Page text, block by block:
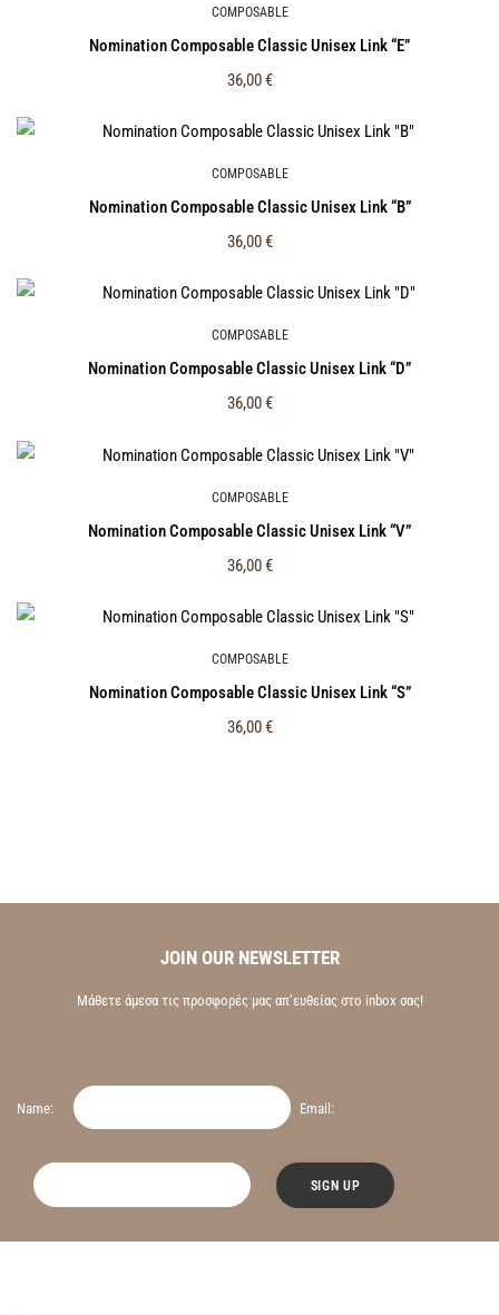
COMPOSABLE
Nomination Composable Classic Unisex Link “Ε”
36,00€
COMPOSABLE
Nomination Composable Classic Unisex Link “Β”
36,00€
COMPOSABLE
Nomination Composable Classic Unisex Link “D”
36,00€
COMPOSABLE
Nomination Composable Classic Unisex Link “V”
36,00€
COMPOSABLE
Nomination Composable Classic Unisex Link “S”
36,00€
JOIN OUR NEWSLETTER
Μάθετε άμεσα τις προσφορές μας απ’ευθείας στο inbox σας!
Name: Email: